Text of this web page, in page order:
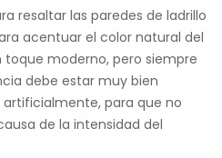
resaltar las paredes de ladrillo
acentuar el color natural del
toque moderno, pero siempre
debe estar muy bien
para que no
de la intensidad del